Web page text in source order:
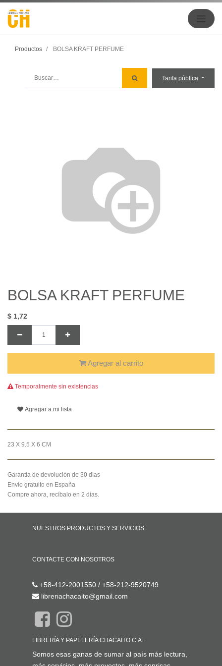
Productos BOLSA KRAFT PERFUME
Tarifa pública
BOLSA KRAFT PERFUME
$ 1,72
Agregar al carrito
Temporalmente sin existencias
Agregar a mi lista
23 X 9.5 X 6 CM
Garantía de devolución de 30 días
Envío gratuito en España
Compre ahora, recíbalo en 2 días.
NUESTROS PRODUCTOS Y SERVICIOS
CONTACTE CON NOSOTROS
+58-412-2001550 / +58-212-9520749
libreriachacaito@gmail.com
LIBRERÍA Y PAPELERÍA CHACAITO C.A. -
Somos esas ganas de sumar al país más lectura,